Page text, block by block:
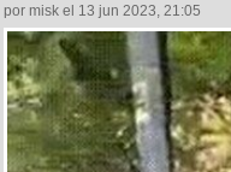
por misk el 13 jun 2023, 21:05